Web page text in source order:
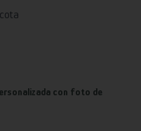
con foto de